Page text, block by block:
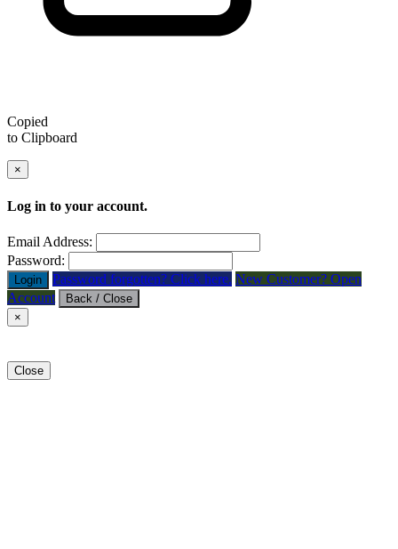
Copied
to Clipboard
×
Log in to your account.
Email Address:
Password:
Login Password forgotten? Click here. New Customer? Open
Account
Back / Close
×
Close